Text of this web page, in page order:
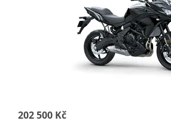
202 500 Kč